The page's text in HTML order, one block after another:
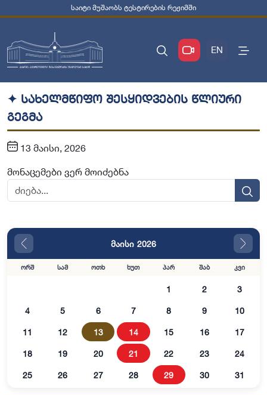
საიტი მუშაობს ტესტირების რეჟიმში
EN
✦ სახელმწიფო შესყიდვების წლიური
გეგმა
13 მაისი, 2026
მონაცემები ვერ მოიძებნა
მაისი 2026
ორშ სამ ოთხ ხუთ პარ შაბ კვი
1 2 3
4 5 6 7 8 9 10
11 12 13 14 15 16 17
18 19 20 21 22 23 24
25 26 27 28 29 30 31